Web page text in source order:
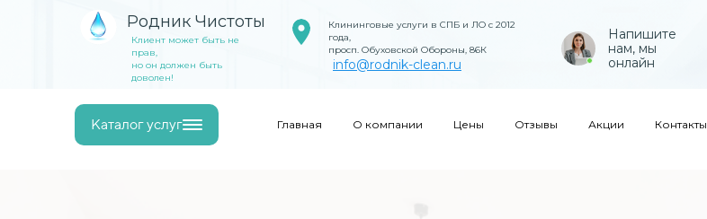
Родник Чистоты
Клиент может быть не
прав,
но он должен быть
доволен!
Клининговые услуги в СПБ и ЛО с 2012
года,
просп. Обуховской Обороны, 86К
info@rodnik-clean.ru
Напишите
нам, мы
онлайн
Каталог услуг Главная О компании Цены Отзывы Акции Контакты